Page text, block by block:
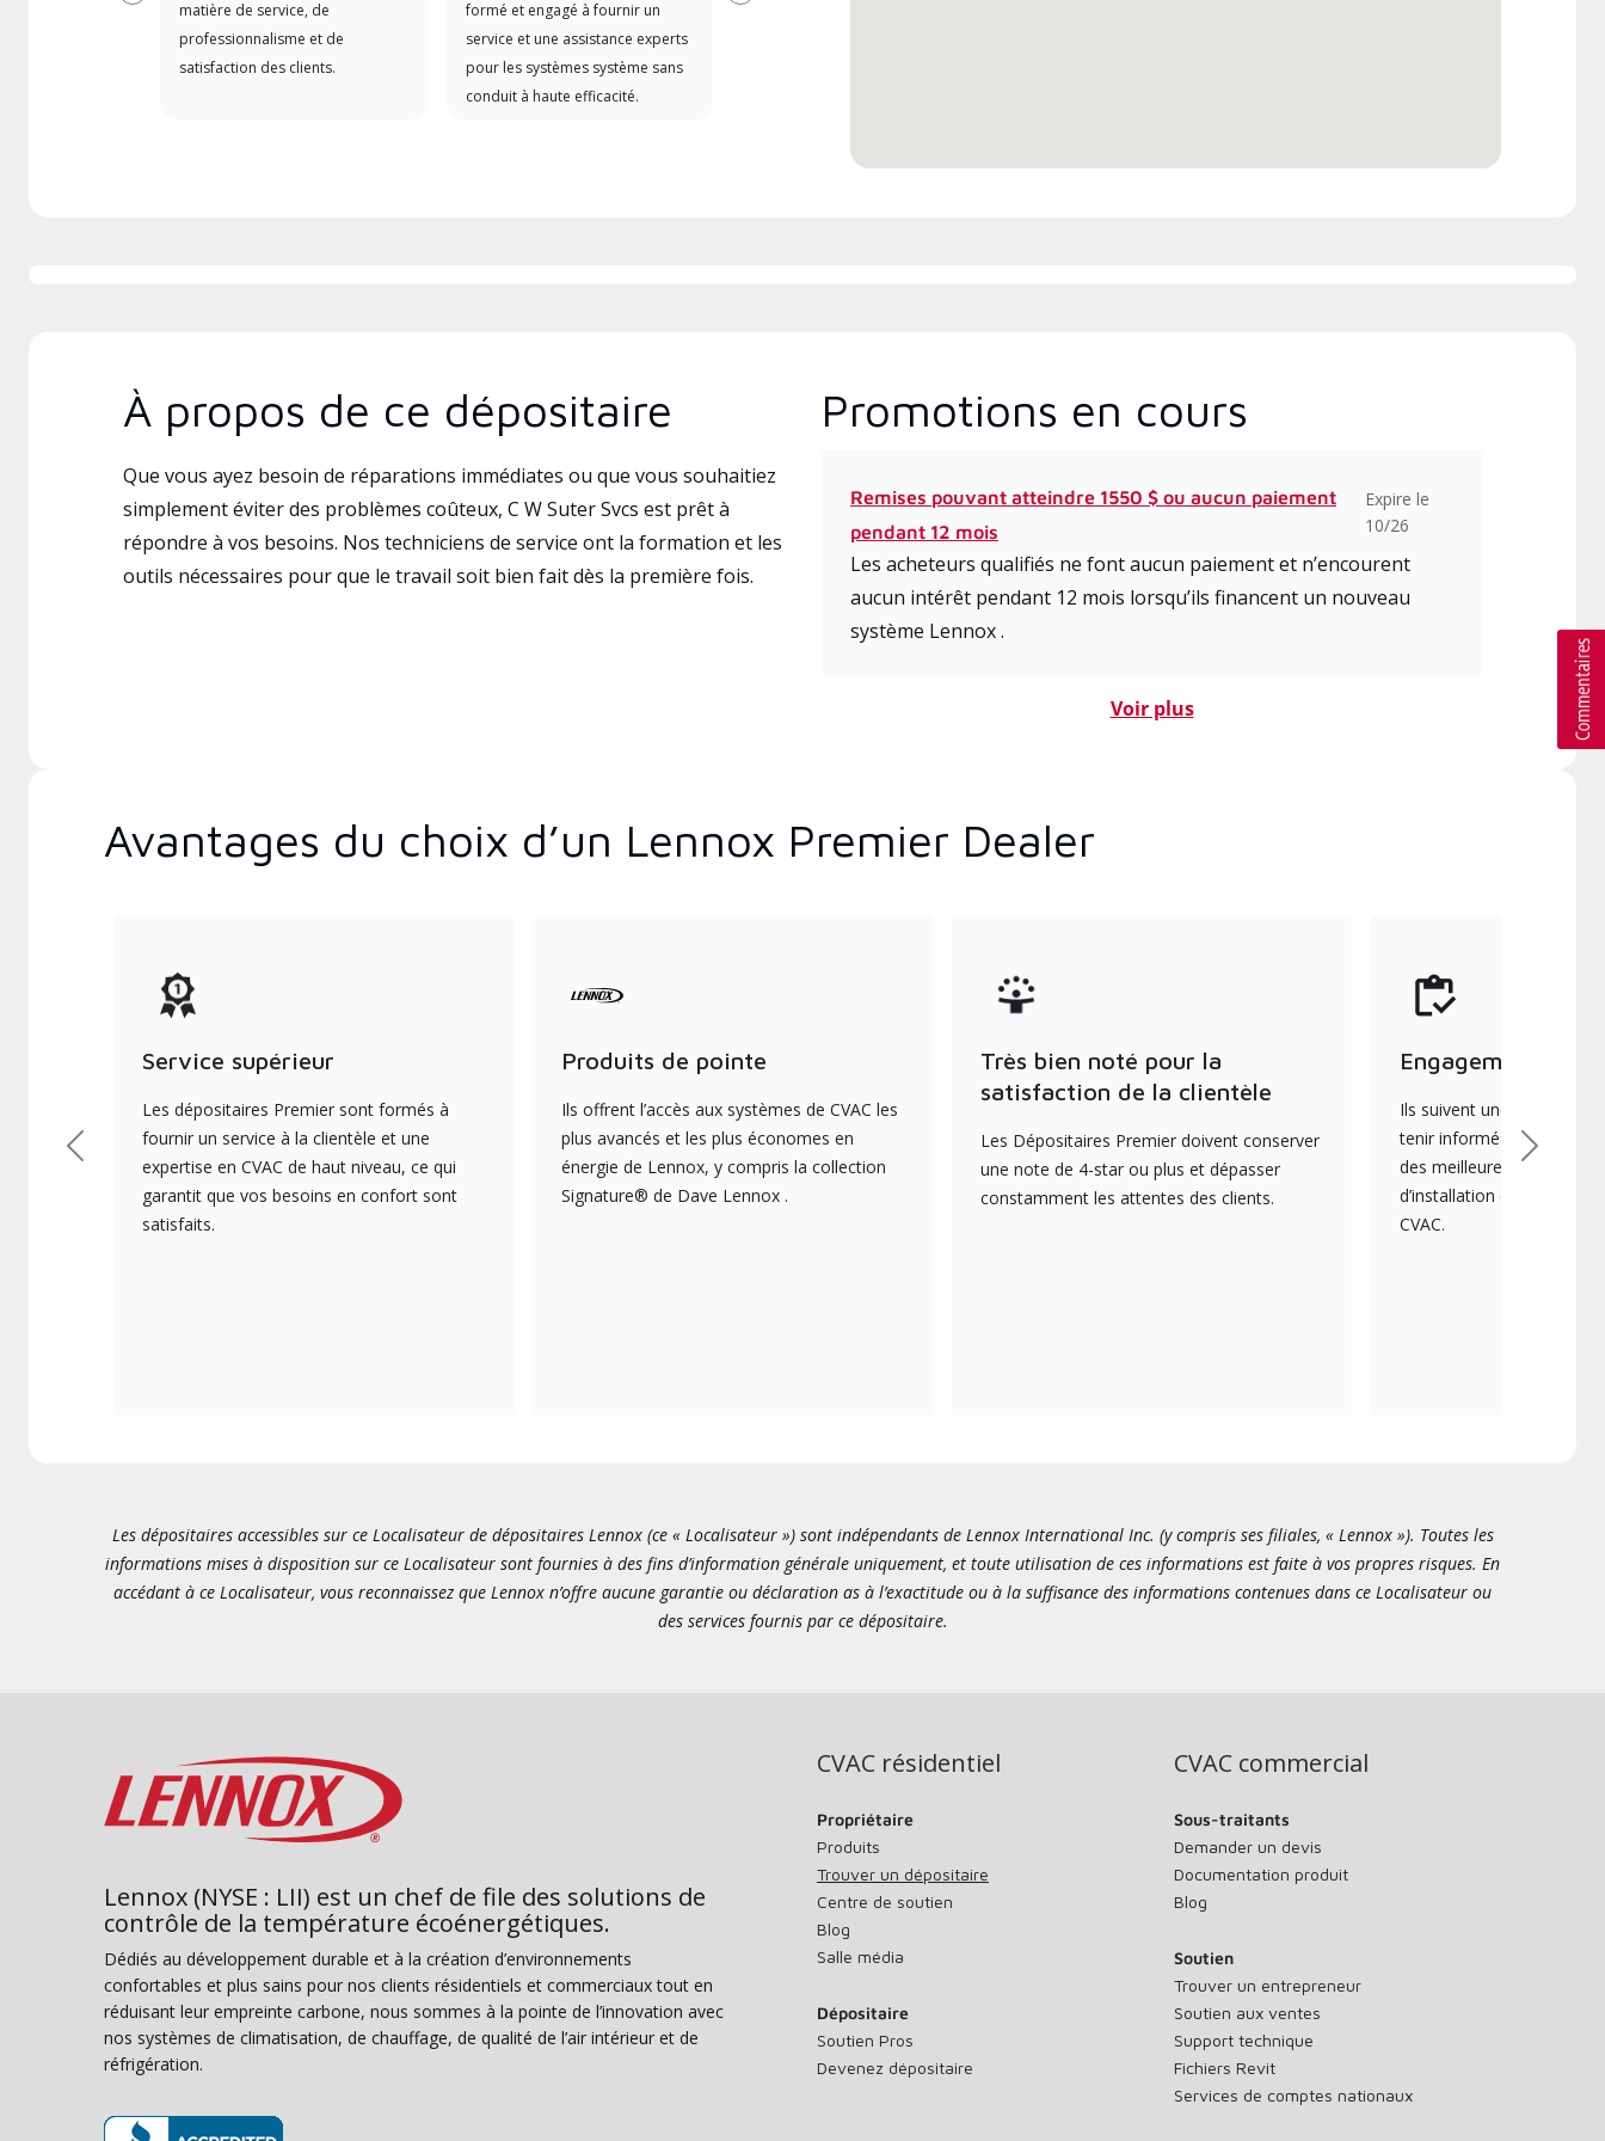
matière de service, de
professionnalisme et de
satisfaction des clients.
formé et engagé à fournir un
service et une assistance experts
pour les systèmes système sans
conduit à haute efficacité.
À propos de ce dépositaire
Que vous ayez besoin de réparations immédiates ou que vous souhaitiez
simplement éviter des problèmes coûteux, C W Suter Svcs est prêt à
répondre à vos besoins. Nos techniciens de service ont la formation et les
outils nécessaires pour que le travail soit bien fait dès la première fois.
Promotions en cours
Remises pouvant atteindre 1550 $ ou aucun paiement
pendant 12 mois
Expire le
10/26
Les acheteurs qualifiés ne font aucun paiement et n’encourent
aucun intérêt pendant 12 mois lorsqu’ils financent un nouveau
système Lennox .
Voir plus
Avantages du choix d’un Lennox Premier Dealer
Service supérieur
Les dépositaires Premier sont formés à
fournir un service à la clientèle et une
expertise en CVAC de haut niveau, ce qui
garantit que vos besoins en confort sont
satisfaits.
Produits de pointe
Ils offrent l’accès aux systèmes de CVAC les
plus avancés et les plus économes en
énergie de Lennox, y compris la collection
Signature® de Dave Lennox .
Très bien noté pour la
satisfaction de la clientèle
Les Dépositaires Premier doivent conserver
une note de 4-star ou plus et dépasser
constamment les attentes des clients.
Engagement
Ils suivent une formation
tenir informés des
des meilleures pratiques
d’installation et
CVAC.
Précédent Suivant
Les dépositaires accessibles sur ce Localisateur de dépositaires Lennox (ce « Localisateur ») sont indépendants de Lennox International Inc. (y compris ses filiales, « Lennox »). Toutes les
informations mises à disposition sur ce Localisateur sont fournies à des fins d’information générale uniquement, et toute utilisation de ces informations est faite à vos propres risques. En
accédant à ce Localisateur, vous reconnaissez que Lennox n’offre aucune garantie ou déclaration as à l’exactitude ou à la suffisance des informations contenues dans ce Localisateur ou
des services fournis par ce dépositaire.
Lennox (NYSE : LII) est un chef de file des solutions de
contrôle de la température écoénergétiques.
Dédiés au développement durable et à la création d’environnements
confortables et plus sains pour nos clients résidentiels et commerciaux tout en
réduisant leur empreinte carbone, nous sommes à la pointe de l’innovation avec
nos systèmes de climatisation, de chauffage, de qualité de l’air intérieur et de
réfrigération.
CVAC résidentiel
Propriétaire
Produits
Trouver un dépositaire
Centre de soutien
Blog
Salle média
Dépositaire
Soutien Pros
Devenez dépositaire
CVAC commercial
Sous-traitants
Demander un devis
Documentation produit
Blog
Soutien
Trouver un entrepreneur
Soutien aux ventes
Support technique
Fichiers Revit
Services de comptes nationaux